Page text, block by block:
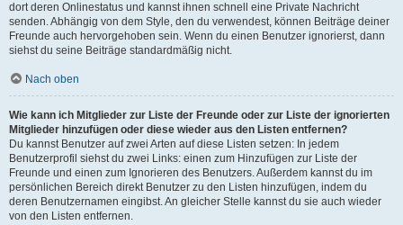
dort deren Onlinestatus und kannst ihnen schnell eine Private Nachricht
senden. Abhängig von dem Style, den du verwendest, können Beiträge deiner
Freunde auch hervorgehoben sein. Wenn du einen Benutzer ignorierst, dann
siehst du seine Beiträge standardmäßig nicht.
Nach oben
Wie kann ich Mitglieder zur Liste der Freunde oder zur Liste der ignorierten
Mitglieder hinzufügen oder diese wieder aus den Listen entfernen?
Du kannst Benutzer auf zwei Arten auf diese Listen setzen: In jedem
Benutzerprofil siehst du zwei Links: einen zum Hinzufügen zur Liste der
Freunde und einen zum Ignorieren des Benutzers. Außerdem kannst du im
persönlichen Bereich direkt Benutzer zu den Listen hinzufügen, indem du
deren Benutzernamen eingibst. An gleicher Stelle kannst du sie auch wieder
von den Listen entfernen.